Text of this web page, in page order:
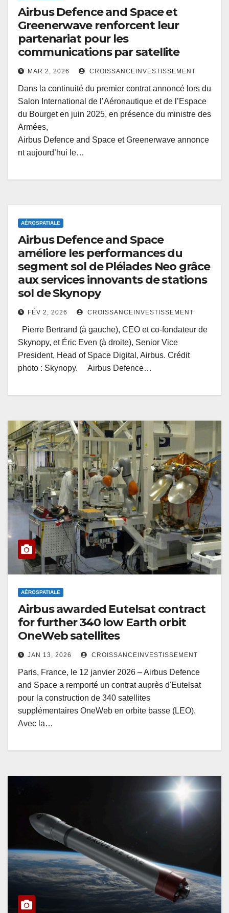
Airbus Defence and Space et
Greenerwave renforcent leur
partenariat pour les
communications par satellite
MAR 2, 2026 CROISSANCEINVESTISSEMENT
Dans la continuité du premier contrat annoncé lors du
Salon International de l’Aéronautique et de l’Espace
du Bourget en juin 2025, en présence du ministre des
Armées,
Airbus Defence and Space et Greenerwave annonce
nt aujourd’hui le…
AÉROSPATIALE
Airbus Defence and Space
améliore les performances du
segment sol de Pléiades Neo grâce
aux services innovants de stations
sol de Skynopy
FÉV 2, 2026 CROISSANCEINVESTISSEMENT
Pierre Bertrand (à gauche), CEO et co-fondateur de
Skynopy, et Éric Even (à droite), Senior Vice
President, Head of Space Digital, Airbus. Crédit
photo : Skynopy. Airbus Defence…
AÉROSPATIALE
Airbus awarded Eutelsat contract
for further 340 low Earth orbit
OneWeb satellites
JAN 13, 2026 CROISSANCEINVESTISSEMENT
Paris, France, le 12 janvier 2026 – Airbus Defence
and Space a remporté un contrat auprès d'Eutelsat
pour la construction de 340 satellites
supplémentaires OneWeb en orbite basse (LEO).
Avec la…